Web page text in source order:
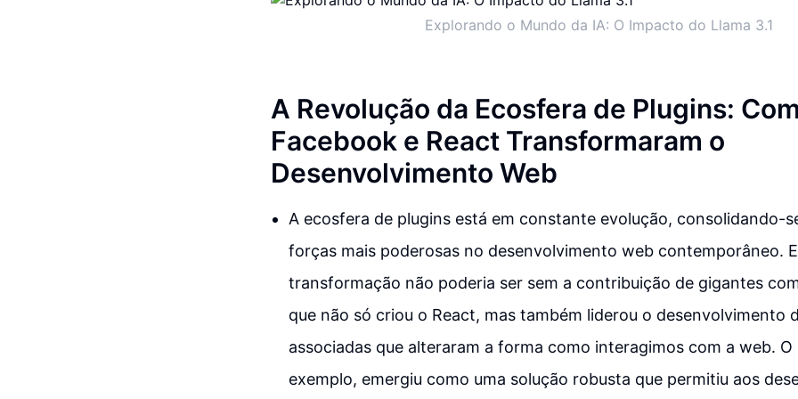
Explorando o Mundo da IA: O Impacto do Llama 3.1
A Revolução da Ecosfera de Plugins:
Facebook e React Transformaram o
Desenvolvimento Web
A ecosfera de plugins está em constante evolução, consolidando-
forças mais poderosas no desenvolvimento web contemporâneo.
transformação não poderia ser sem a contribuição de gigantes
que não só criou o React, mas também liderou o desenvolvimento
associadas que alteraram a forma como interagimos com a web. O
exemplo, emergiu como uma solução robusta que permitiu aos